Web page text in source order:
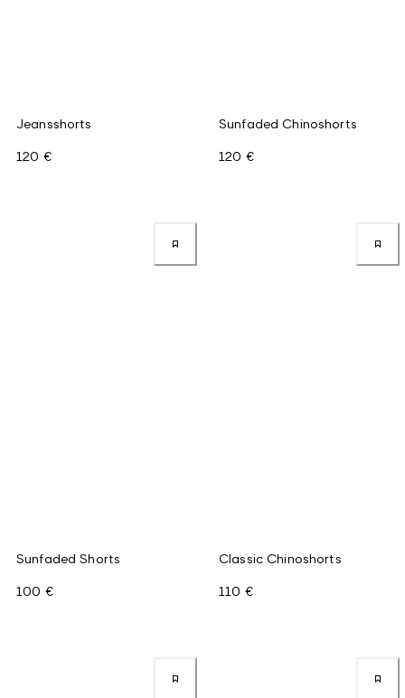
Jeansshorts
120 €
Sunfaded Chinoshorts
120 €
Sunfaded Shorts
100 €
Classic Chinoshorts
110 €